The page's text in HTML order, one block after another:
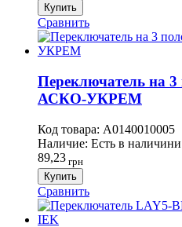
Купить
Сравнить
Переключатель на
АСКО-УКРЕМ
Код товара: A0140010005
Наличие: Есть в наличини
89,23 грн
Купить
Сравнить